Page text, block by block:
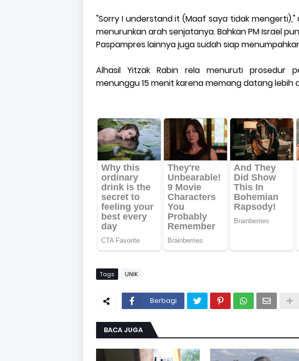
"Sorry I understand it (Maaf saya tidak
menurunkan arah senjatanya. Bahkan PM Israel
Paspampres lainnya juga sudah siap
Alhasil Yitzak Rabin rela menuruti prosedur
menunggu 15 menit karena memang datang lebih
Tags UNIK
Berbagi
BACA JUGA